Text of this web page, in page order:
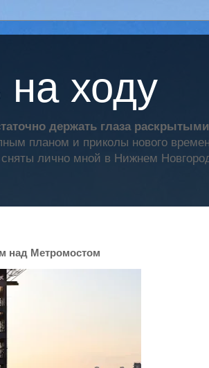
ходу
держать глаза
планом и приколы нового
лично мной в Нижнем
над Метромостом